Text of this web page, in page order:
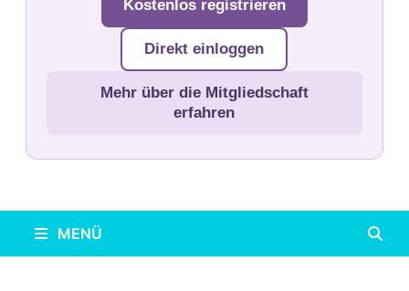
Kostenlos registrieren
Direkt einloggen
Mehr über die Mitgliedschaft
erfahren
MENÜ